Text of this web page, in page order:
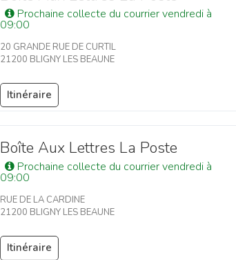
Prochaine collecte du courrier vendredi à
09:00
20 GRANDE RUE DE CURTIL
21200 BLIGNY LES BEAUNE
Itinéraire
Boîte Aux Lettres La Poste
Prochaine collecte du courrier vendredi à
09:00
RUE DE LA CARDINE
21200 BLIGNY LES BEAUNE
Itinéraire